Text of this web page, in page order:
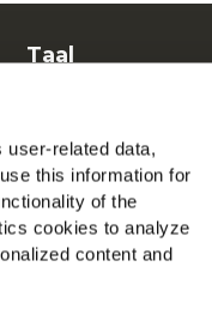
related data,
this information for
of the
cookies to analyze
content and
Taal
McCain in Europa
Bekijk alle landen
Vind ons op